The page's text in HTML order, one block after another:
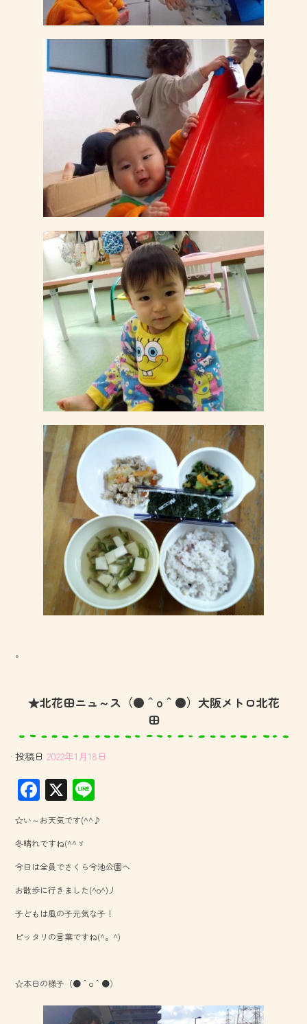
。
★北花田ニュ～ス（●＾o＾●）大阪メトロ北花
田
投稿日 2022年1月18日
F
ac
e
b
o
ok
X
ne
☆い～お天気です(^^♪
冬晴れですね(^^ゞ
今日は全員でさくら今池公園へ
お散歩に行きました(^o^)丿
子どもは風の子元気な子！
ピッタリの言葉ですね(^。^)
☆本日の様子（●＾o＾●）